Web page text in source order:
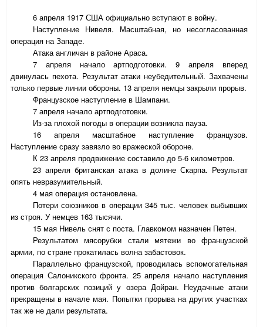
6 апреля 1917 США официально вступают в войну.
Наступление Нивеля. Масштабная, но несогласованная
операция на Западе.
Атака англичан в районе Араса.
7 апреля начало артподготовки. 9 апреля вперед
двинулась пехота. Результат атаки неубедительный. Захвачены
только первые линии обороны. 13 апреля немцы закрыли прорыв.
Французское наступление в Шампани.
7 апреля начало артподготовки.
Из-за плохой погоды в операции возникла пауза.
16 апреля масштабное наступление французов.
Наступление сразу завязло во вражеской обороне.
К 23 апреля продвижение составило до 5-6 километров.
23 апреля британская атака в долине Скарпа. Результат
опять невразумительный.
4 мая операция остановлена.
Потери союзников в операции 345 тыс. человек выбывших
из строя. У немцев 163 тысячи.
15 мая Нивель снят с поста. Главкомом назначен Петен.
Результатом мясорубки стали мятежи во французской
армии, по стране прокатилась волна забастовок.
Параллельно французской, проводилась вспомогательная
операция Салоникского фронта. 25 апреля начало наступления
против болгарских позиций у озера Дойран. Неудачные атаки
прекращены в начале мая. Попытки прорыва на других участках
так же не дали результата.